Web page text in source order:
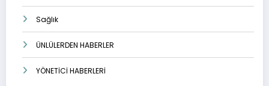
Sağlık
ÜNLÜLERDEN HABERLER
YÖNETİCİ HABERLERİ